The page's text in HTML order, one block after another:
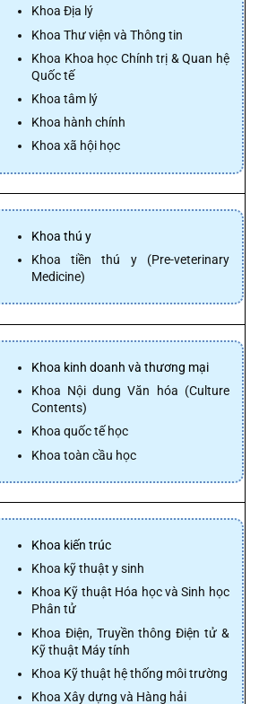
Khoa Địa lý
Khoa Thư viện và Thông tin
Khoa Khoa học Chính trị & Quan hệ
Quốc tế
Khoa tâm lý
Khoa hành chính
Khoa xã hội học
Khoa thú y
Khoa tiền thú y (Pre-veterinary
Medicine)
Khoa kinh doanh và thương mại
Khoa Nội dung Văn hóa (Culture
Contents)
Khoa quốc tế học
Khoa toàn cầu học
Khoa kiến trúc
Khoa kỹ thuật y sinh
Khoa Kỹ thuật Hóa học và Sinh học
Phân tử
Khoa Điện, Truyền thông Điện tử &
Kỹ thuật Máy tính
Khoa Kỹ thuật hệ thống môi trường
Khoa Xây dựng và Hàng hải